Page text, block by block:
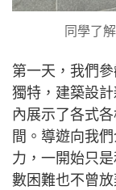
同學了
第一天，我們
獨特，建築設
內展示了各式
間。導遊向我
力，一開始只
數困難也不曾